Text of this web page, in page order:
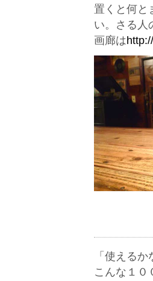
置くと何と
い。さる人
画廊は
「使える
こんな１０